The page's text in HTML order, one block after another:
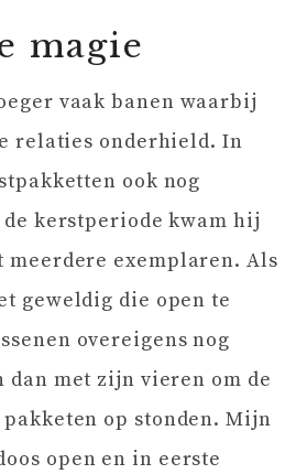
magie
vaak banen waarbij
relaties onderhield. In
ook nog
kerstperiode kwam hij
meerdere exemplaren. Als
geweldig die open te
overeigens nog
dan met zijn vieren om de
op stonden. Mijn
open en in eerste